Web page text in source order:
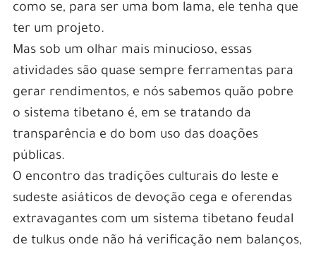
como se, para ser uma bom lama, ele tenha que
ter um projeto.
Mas sob um olhar mais minucioso, essas
atividades são quase sempre ferramentas para
gerar rendimentos, e nós sabemos quão pobre
o sistema tibetano é, em se tratando da
transparência e do bom uso das doações
públicas.
O encontro das tradições culturais do leste e
sudeste asiáticos de devoção cega e oferendas
extravagantes com um sistema tibetano feudal
de tulkus onde não há verificação nem balanços,